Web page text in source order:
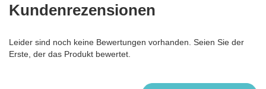
Kundenrezensionen
Leider sind noch keine Bewertungen vorhanden. Seien Sie der
Erste, der das Produkt bewertet.